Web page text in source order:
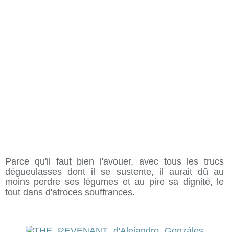
Parce qu'il faut bien l'avouer, avec tous les trucs
dégueulasses dont il se sustente, il aurait dû au
moins perdre ses légumes et au pire sa dignité, le
tout dans d'atroces souffrances.